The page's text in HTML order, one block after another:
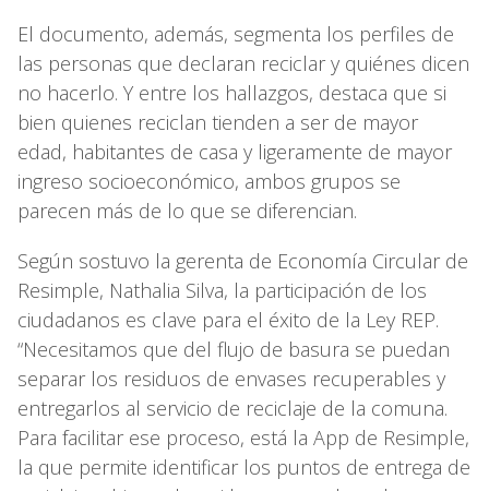
El documento, además, segmenta los perfiles de
las personas que declaran reciclar y quiénes dicen
no hacerlo. Y entre los hallazgos, destaca que si
bien quienes reciclan tienden a ser de mayor
edad, habitantes de casa y ligeramente de mayor
ingreso socioeconómico, ambos grupos se
parecen más de lo que se diferencian.
Según sostuvo la gerenta de Economía Circular de
Resimple, Nathalia Silva, la participación de los
ciudadanos es clave para el éxito de la Ley REP.
“Necesitamos que del flujo de basura se puedan
separar los residuos de envases recuperables y
entregarlos al servicio de reciclaje de la comuna.
Para facilitar ese proceso, está la App de Resimple,
la que permite identificar los puntos de entrega de